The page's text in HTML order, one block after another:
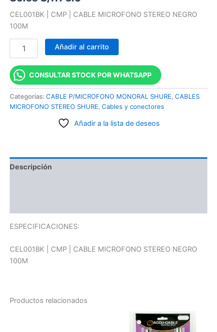
CEL001BK | CMP | CABLE MICROFONO STEREO NEGRO
100M
Añadir al carrito
CONSULTAR STOCK POR WHATSAPP
Categorías: CABLE P/MICROFONO MONORAL SHURE, CABLES
MICROFONO STEREO SHURE, Cables y conectores
Añadir a la lista de deseos
Descripción
ESPECIFICACIONES:
CEL001BK | CMP | CABLE MICROFONO STEREO NEGRO
100M
Productos relacionados